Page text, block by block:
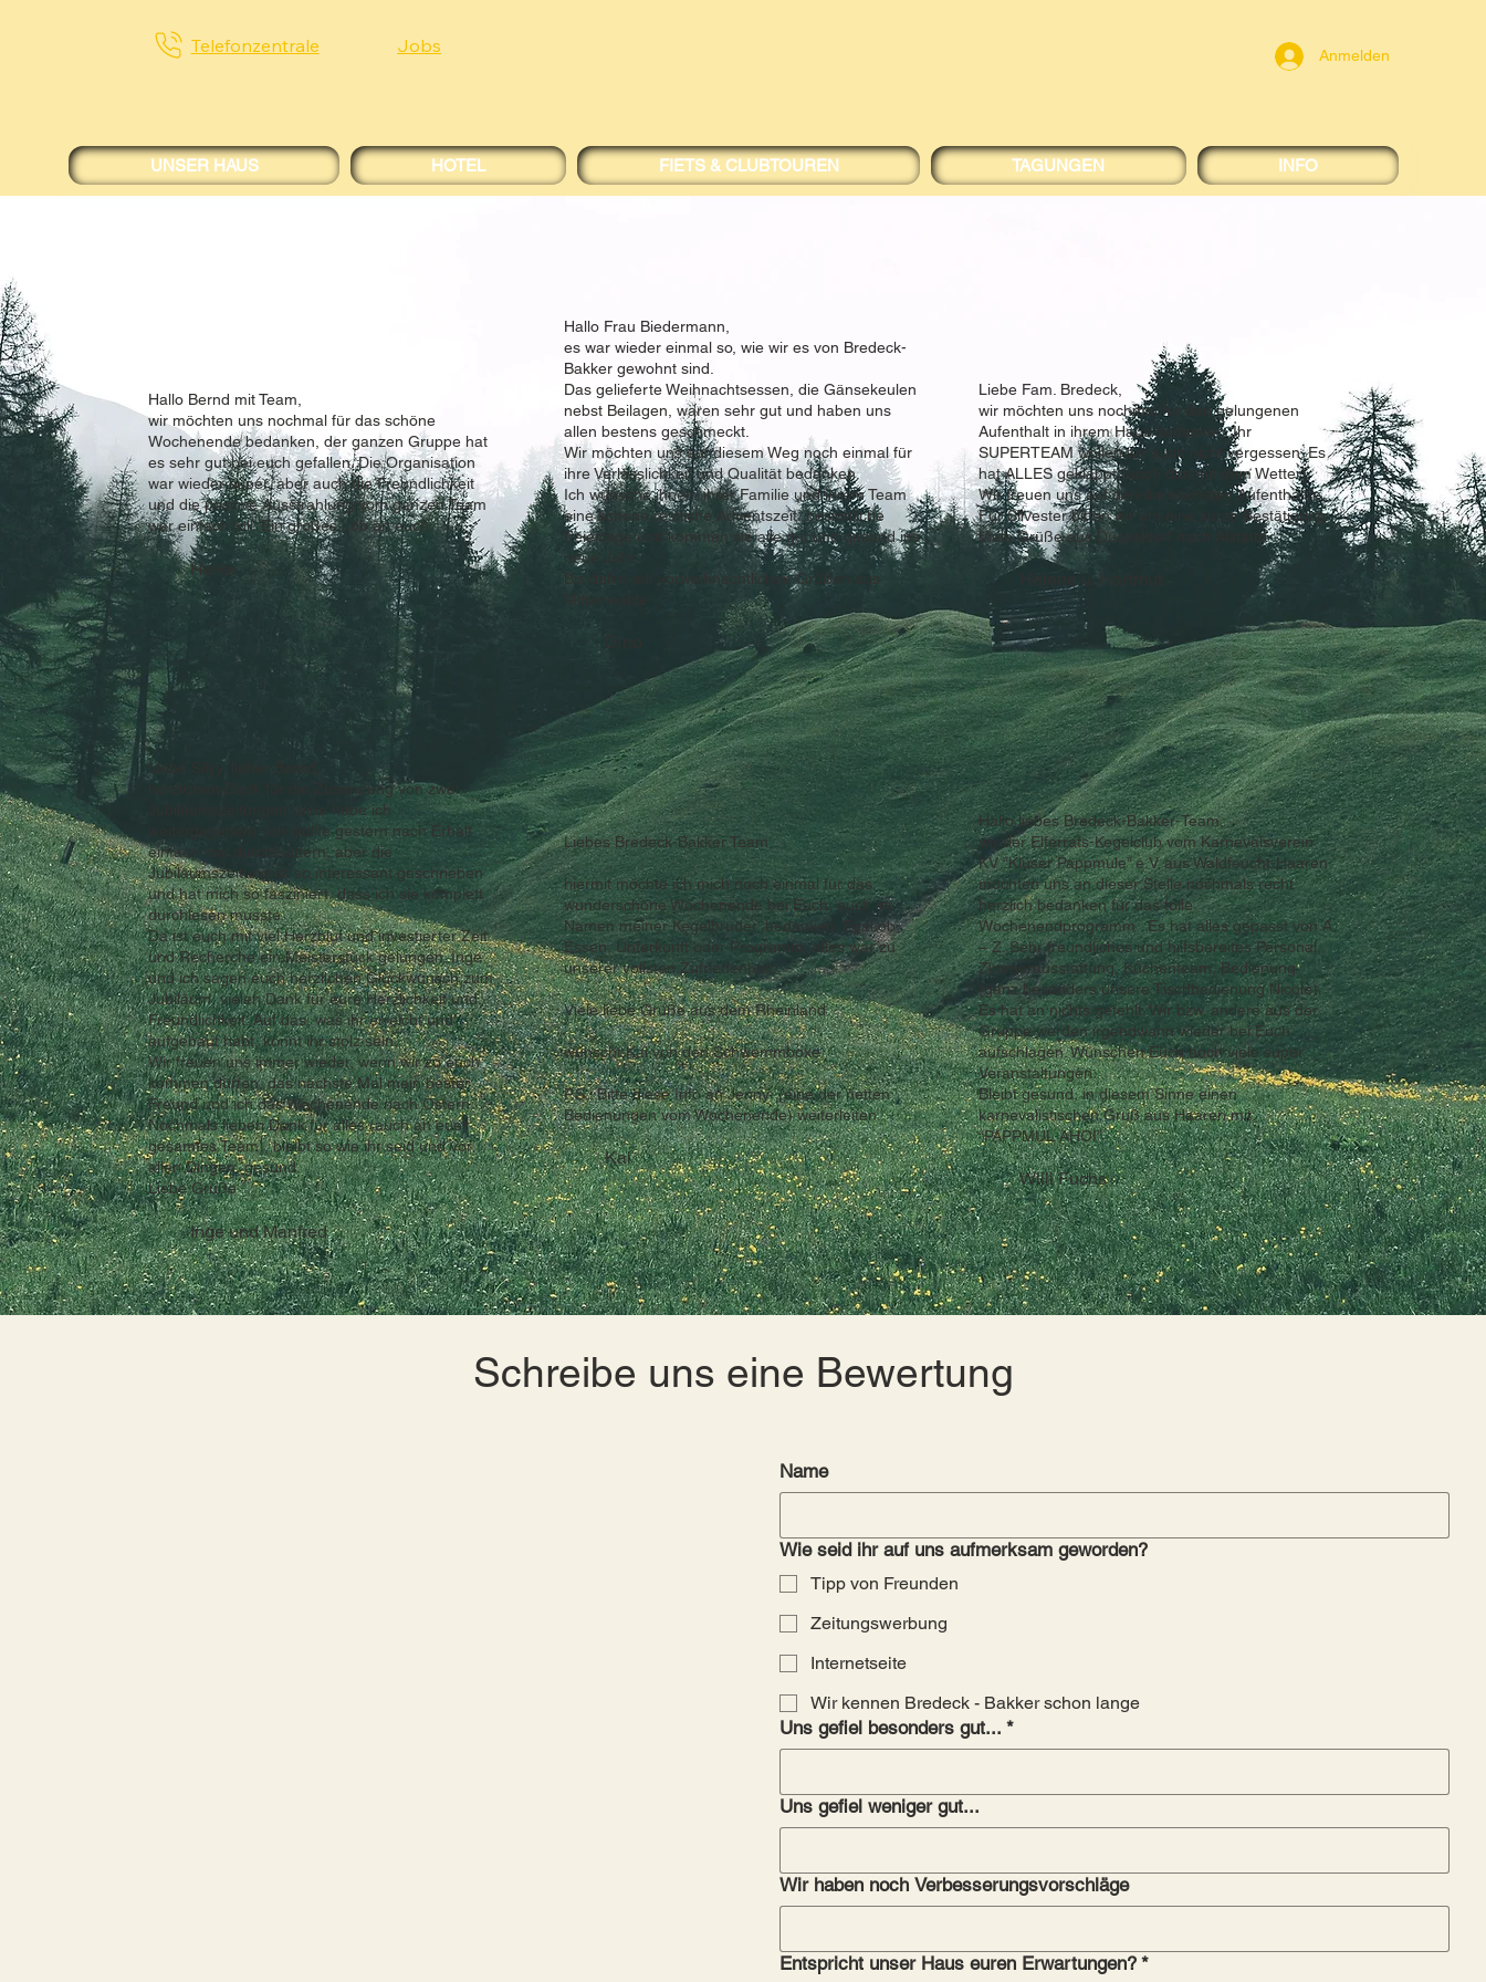
Anmelden
UNSER HAUS HOTEL FIETS & CLUBTOUREN TAGUNGEN INFO
Telefonzentrale Jobs
Name
Wie seid ihr auf uns aufmerksam geworden?
Tipp von Freunden
Zeitungswerbung
Internetseite
Wir kennen Bredeck - Bakker schon lange
Uns gefiel besonders gut... *
Uns gefiel weniger gut...
Wir haben noch Verbesserungsvorschläge
Entspricht unser Haus euren Erwartungen? *
Schreibe uns eine Bewertung
Hallo Bernd mit Team,
wir möchten uns nochmal für das schöne
Wochenende bedanken, der ganzen Gruppe hat
es sehr gut bei euch gefallen. Die Organisation
war wieder super, aber auch die Freundlichkeit
und die positive Ausstrahlung vom ganzen Team
war einfach toll. Ein großes Lob an euch.
Heike
Hallo Frau Biedermann,
es war wieder einmal so, wie wir es von Bredeck-
Bakker gewohnt sind.
Das gelieferte Weihnachtsessen, die Gänsekeulen
nebst Beilagen, waren sehr gut und haben uns
allen bestens geschmeckt.
Wir möchten uns auf diesem Weg noch einmal für
ihre Verlässlichkeit und Qualität bedanken.
Ich wünsche ihnen, ihrer Familie und ihrem Team
eine schöne restliche Adventszeit, besinnliche
Feiertage und kommen sie alle gut und gesund ins
neue Jahr.
Bis dahin mit vorweihnachtlichen Grüßen aus
Liebe Fam. Bredeck,
wir möchten uns nochmal für den gelungenen
Aufenthalt in ihrem Haus bedanken. Ihr
SUPERTEAM wollen wir auch nicht vergessen. Es
hat ALLES geklappt (auch das mit dem Wetter).
Wir freuen uns auf den/die nächsten Aufenthalt/e.
Für Silvester bitten wir um eine kurze Bestätigung.
Viele Grüße aus Düsseldorf nach Alstätte
Helene u. Hartmut
Liebe Silvy, lieber Bernd,
herzlichen Dank für die Zusendung von zwei
Jubiläumszeitungen (eine habe ich
weitergegeben). Ich wollte gestern nach Erhalt
einfach mal durchblättern, aber die
Jubiläumszeitung ist so interessant geschrieben
und hat mich so fasziniert, dass ich sie komplett
durchlesen musste.
Da ist euch mit viel Herzblut und investierter Zeit
und Recherche ein Meisterstück gelungen. Inge
und ich sagen euch herzlichen Glückwunsch zum
Jubiläum, vielen Dank für eure Herzlichkeit und
Freundlichkeit. Auf das, was ihr erreicht und
aufgebaut habt, könnt ihr stolz sein.
Wir freuen uns immer wieder, wenn wir zu euch
kommen dürfen, das nächste Mal mein bester
Freund und ich das Wochenende nach Ostern.
Nochmals lieben Dank für alles (auch an euer
gesamtes Team), bleibt so wie ihr seid und vor
allen Dingen gesund.
Liebe Grüße
Inge und Manfred
Liebes Bredeck-Bakker Team,
hiermit möchte ich mich noch einmal für das
wunderschöne Wochenende bei Euch, auch im
Namen meiner Kegelbrüder, bedanken. Egal ob
Essen, Unterkunft oder Programm, alles war zu
unserer vollsten Zufriedenheit.
Viele liebe Grüße aus dem Rheinland
wünscht Kai von den Schwemmboxe
P.S.: Bitte diese Info an Jenny (eine der netten
Bedienungen vom Wochenende) weiterleiten.
Kai
Hallo liebes Bredeck-Bakker-Team,
wir der Elferrats-Kegelclub vom Karnevalsverein
KV “Kluser Pappmule” e.V. aus Waldfeucht-Haaren
möchten uns an dieser Stelle nochmals recht
herzlich bedanken für das tolle
Wochenendprogramm . Es hat alles gepasst von A
– Z. Sehr freundliches und hilfsbereites Personal,
Zimmerausstattung, Küchenteam, Bedienung
(ganz besonders unsere Tischbedienung Nicole).
Es hat an nichts gefehlt. Wir bzw. andere aus der
Gruppe werden irgendwann wieder bei Euch
aufschlagen. Wünschen Euch noch viele super
Veranstaltungen.
Bleibt gesund, in diesem Sinne einen
karnevalistischen Gruß aus Haaren mit:
“PAPPMUL AHOI”
Willi Fuchs